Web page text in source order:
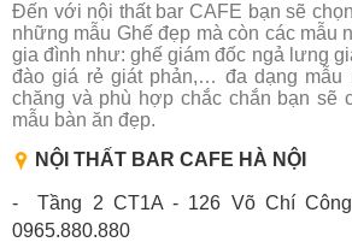
Đến với nội thất bar CAFE bạn sẽ
những mẫu Ghế đẹp mà còn các mẫu
gia đình như: ghế giám đốc ngả lưng
đào giá rẻ giát phản,… đa dạng mẫu
chăng và phù hợp chắc chắn bạn sẽ
mẫu bàn ăn đẹp.
NỘI THẤT BAR CAFE HÀ NỘI
- Tầng 2 CT1A - 126 Võ Chí
0965.880.880